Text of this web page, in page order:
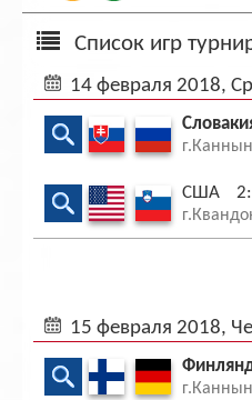
Список игр
14 февраля 2018,
США
15 февраля 2018,